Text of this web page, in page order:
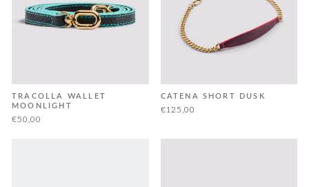
TRACOLLA WALLET
MOONLIGHT
€50,00
CATENA SHORT DUSK
€125,00